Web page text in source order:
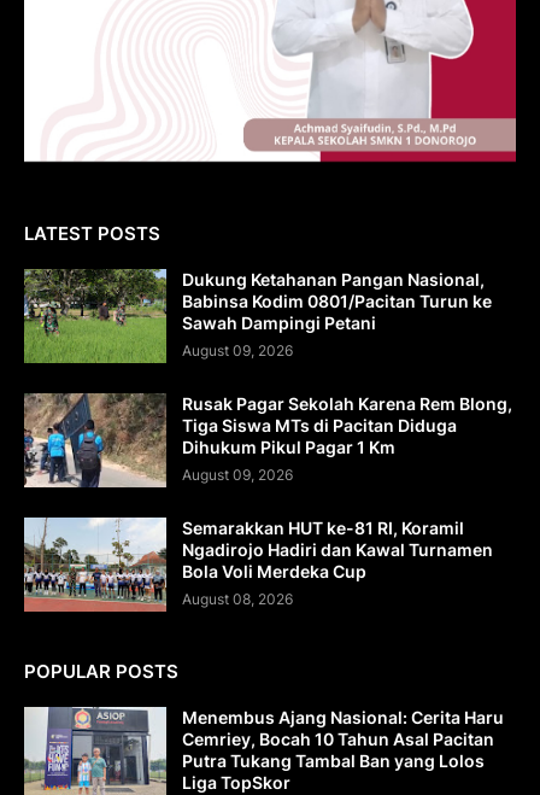
LATEST POSTS
Dukung Ketahanan Pangan Nasional,
Babinsa Kodim 0801/Pacitan Turun ke
Sawah Dampingi Petani
August 09, 2026
Rusak Pagar Sekolah Karena Rem Blong,
Tiga Siswa MTs di Pacitan Diduga
Dihukum Pikul Pagar 1 Km
August 09, 2026
Semarakkan HUT ke-81 RI, Koramil
Ngadirojo Hadiri dan Kawal Turnamen
Bola Voli Merdeka Cup
August 08, 2026
POPULAR POSTS
Menembus Ajang Nasional: Cerita Haru
Cemriey, Bocah 10 Tahun Asal Pacitan
Putra Tukang Tambal Ban yang Lolos
Liga TopSkor